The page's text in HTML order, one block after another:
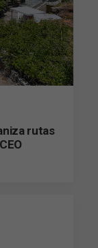
rutas